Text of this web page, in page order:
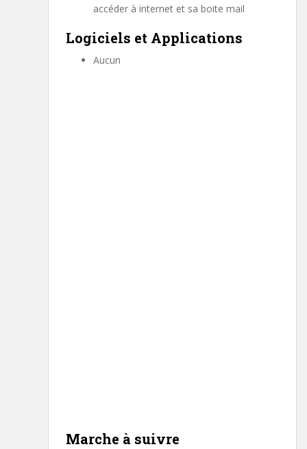
accéder à internet et sa boite mail
Logiciels et Applications
Aucun
Marche à suivre